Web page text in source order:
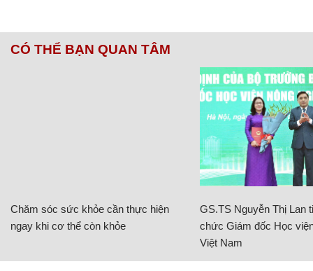
CÓ THỂ BẠN QUAN TÂM
Chăm sóc sức khỏe cần thực hiện
ngay khi cơ thể còn khỏe
GS.TS Nguyễn Thị Lan
chức Giám đốc Học
Việt Nam